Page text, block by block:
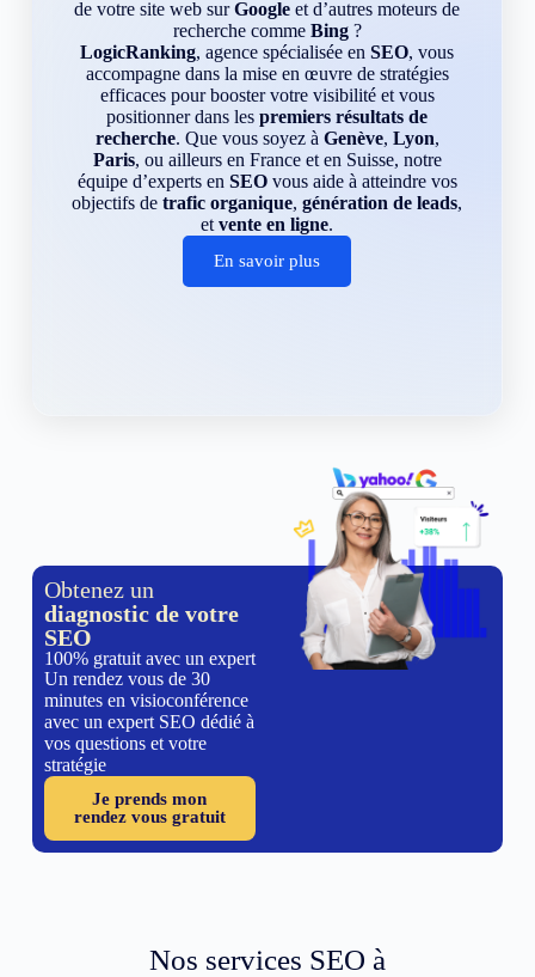
de votre site web surGoogle et d’autres moteurs de
recherche comme Bing?
LogicRanking, agence spécialisée enSEO, vous
accompagne dans la mise en œuvre de stratégies
efficaces pour booster votre visibilité et vous
positionner dans lespremiers résultats de
recherche. Que vous soyez à Genève, Lyon,
Paris, ou ailleurs en France et en Suisse, notre
équipe d’experts en SEOvous aide à atteindre vos
objectifs detrafic organique,génération de leads,
etvente en ligne.
En savoir plus
Obtenez un
diagnostic de votre
SEO
100% gratuit avec un expert
Un rendez vous de 30
minutes en visioconférence
avec un expert SEO dédié à
vos questions et votre
stratégie
Je prends mon
rendez vous gratuit
Nos services SEO à